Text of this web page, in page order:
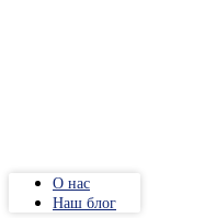
О нас
Наш блог